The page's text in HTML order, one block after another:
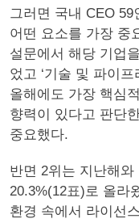
그러면 국내 CEO 59
어떤 요소를 가장 중
설문에서 해당 기업
었고 ‘기술 및 파이
올해에도 가장 핵심
향력이 있다고 판단
중요했다.
반면 2위는 지난해와
20.3%(12표)로 올라
환경 속에서 라이선